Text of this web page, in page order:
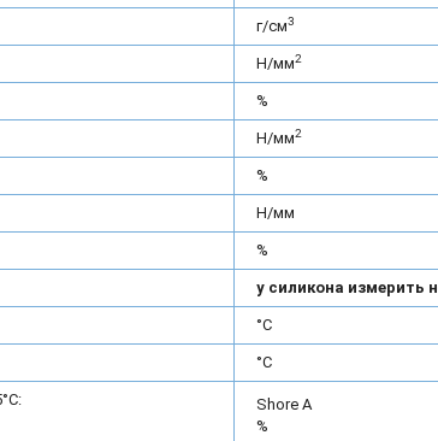
г/см3
Н/мм2
%
Н/мм2
%
Н/мм
%
у силикона измерить
°С
°С
Shore A
%